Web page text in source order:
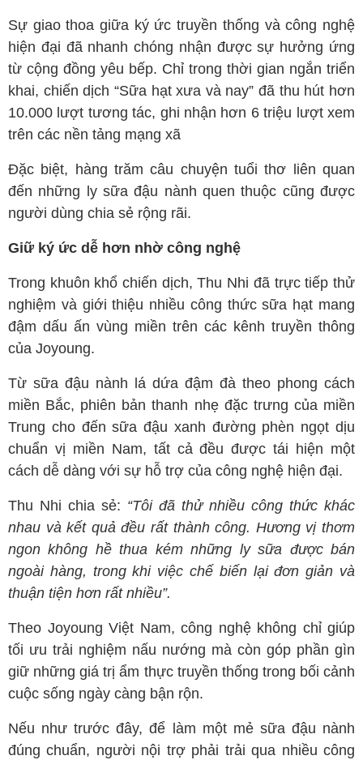
Sự giao thoa giữa ký ức truyền thống và công nghệ
hiện đại đã nhanh chóng nhận được sự hưởng ứng
từ cộng đồng yêu bếp. Chỉ trong thời gian ngắn triển
khai, chiến dịch “Sữa hạt xưa và nay” đã thu hút hơn
10.000 lượt tương tác, ghi nhận hơn 6 triệu lượt xem
trên các nền tảng mạng xã
Đặc biệt, hàng trăm câu chuyện tuổi thơ liên quan
đến những ly sữa đậu nành quen thuộc cũng được
người dùng chia sẻ rộng rãi.
Giữ ký ức dễ hơn nhờ công nghệ
Trong khuôn khổ chiến dịch, Thu Nhi đã trực tiếp thử
nghiệm và giới thiệu nhiều công thức sữa hạt mang
đậm dấu ấn vùng miền trên các kênh truyền thông
của Joyoung.
Từ sữa đậu nành lá dứa đậm đà theo phong cách
miền Bắc, phiên bản thanh nhẹ đặc trưng của miền
Trung cho đến sữa đậu xanh đường phèn ngọt dịu
chuẩn vị miền Nam, tất cả đều được tái hiện một
cách dễ dàng với sự hỗ trợ của công nghệ hiện đại.
Thu Nhi chia sẻ: “Tôi đã thử nhiều công thức khác
nhau và kết quả đều rất thành công. Hương vị thơm
ngon không hề thua kém những ly sữa được bán
ngoài hàng, trong khi việc chế biến lại đơn giản và
thuận tiện hơn rất nhiều”.
Theo Joyoung Việt Nam, công nghệ không chỉ giúp
tối ưu trải nghiệm nấu nướng mà còn góp phần gìn
giữ những giá trị ẩm thực truyền thống trong bối cảnh
cuộc sống ngày càng bận rộn.
Nếu như trước đây, để làm một mẻ sữa đậu nành
đúng chuẩn, người nội trợ phải trải qua nhiều công